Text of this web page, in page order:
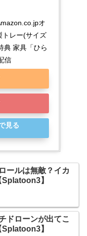
オ
トレー(サイズ
典 家具「ひら
信
見る
ールは無敵？イカ
】
ドローンが出てこ
】